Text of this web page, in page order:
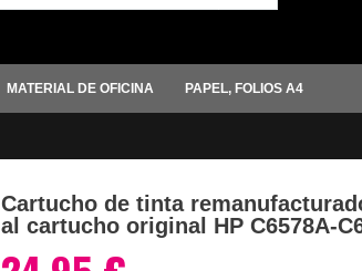
MATERIAL DE OFICINA PAPEL, FOLIOS A4
Cartucho de tinta
al cartucho original HP C6578A-